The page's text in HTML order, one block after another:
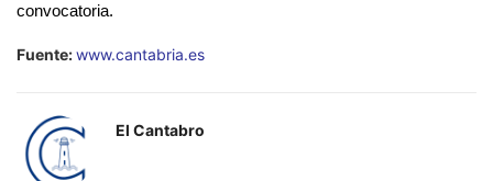
convocatoria.
Fuente:www.cantabria.es
El Cantabro